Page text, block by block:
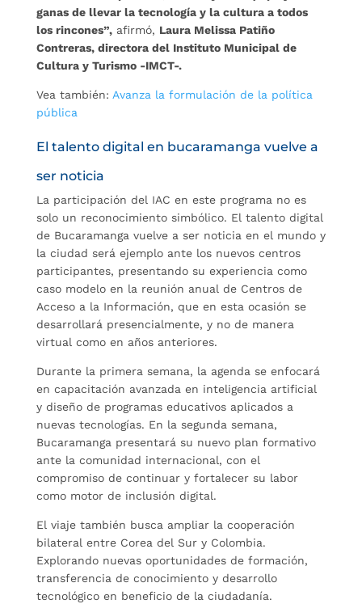
ganas de llevar la tecnología y la cultura a todos
los rincones”,afirmó, Laura Melissa Patiño
Contreras, directora del Instituto Municipal de
Cultura y Turismo -IMCT-.
Vea también: Avanza la formulación de la política
pública
El talento digital en bucaramanga vuelve a
ser noticia
La participación del IAC en este programa no es
solo un reconocimiento simbólico. El talento digital
de Bucaramanga vuelve a ser noticia en el mundo y
la ciudad será ejemplo ante los nuevos centros
participantes, presentando su experiencia como
caso modelo en la reunión anual de Centros de
Acceso a la Información, que en esta ocasión se
desarrollará presencialmente, y no de manera
virtual como en años anteriores.
Durante la primera semana, la agenda se enfocará
en capacitación avanzada en inteligencia artificial
y diseño de programas educativos aplicados a
nuevas tecnologías. En la segunda semana,
Bucaramanga presentará su nuevo plan formativo
ante la comunidad internacional, con el
compromiso de continuar y fortalecer su labor
como motor de inclusión digital.
El viaje también busca ampliar la cooperación
bilateral entre Corea del Sur y Colombia.
Explorando nuevas oportunidades de formación,
transferencia de conocimiento y desarrollo
tecnológico en beneficio de la ciudadanía.